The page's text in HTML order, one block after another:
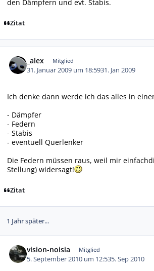
den Dämpfern und evt. Stabis.
Zitat
_alex Mitglied
31. Januar 2009 um 18:5931. Jan 2009
Ich denke dann werde ich das alles in
- Dämpfer
- Federn
- Stabis
- eventuell Querlenker
Die Federn müssen raus, weil mir
Stellung) widersagt!
Zitat
1 Jahr später...
vision-noisia Mitglied
5. September 2010 um 12:535. Sep 2010